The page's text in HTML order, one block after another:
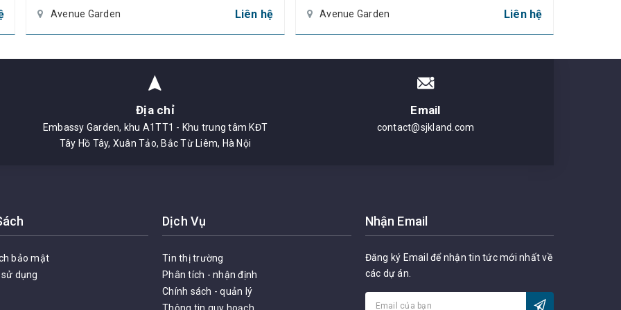
có thể kinh doanh hoặc có thể ở được.
4 căn tương đương như biệt thự phố, là hàng hiếm của dự án. Đồng thời có thể sử dụng cả 2
mệnh.
hoàn thiện mặt ngoài, thô bên trong, nguyên bản chủ đầu tư nên rất muốn kết hợp lâu dài với các
Avenue Garden Liên hệ Avenue Garden Liên hệ
Địa chỉ
Embassy Garden, khu A1TT1 - Khu trung tâm KĐT
Tây Hồ Tây, Xuân Tảo, Bắc Từ Liêm, Hà Nội
Email
contact@sjkland.com
bảo mật
dụng
Dịch Vụ
Tin thị trường
Phân tích - nhận định
Chính sách - quản lý
Nhận Email
Đăng ký Email để nhận tin tức mới nhất về
các dự án.